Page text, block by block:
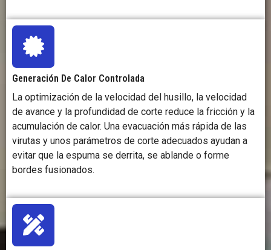
Generación De Calor Controlada
La optimización de la velocidad del husillo, la velocidad
de avance y la profundidad de corte reduce la fricción y la
acumulación de calor. Una evacuación más rápida de las
virutas y unos parámetros de corte adecuados ayudan a
evitar que la espuma se derrita, se ablande o forme
bordes fusionados.